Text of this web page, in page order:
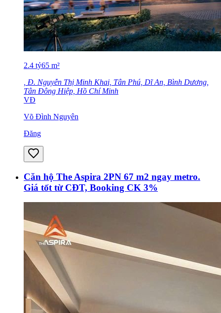
2.4 tỷ65 m²
, Đ. Nguyễn Thị Minh Khai, Tân Phú, Dĩ An, Bình Dương,
Tân Đông Hiệp, Hồ Chí Minh
VĐ
Võ Đình Nguyên
Đăng
Căn hộ The Aspira 2PN 67 m2 ngay metro.
Giá tốt từ CĐT, Booking CK 3%